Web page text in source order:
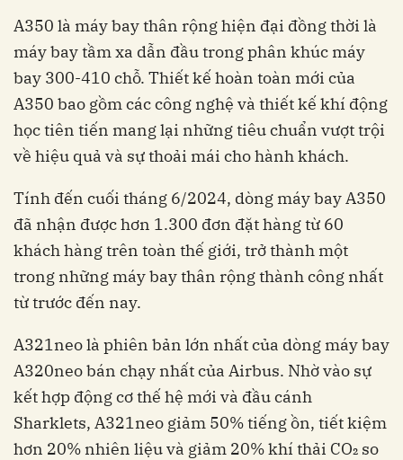
A350 là máy bay thân rộng hiện đại đồng thời là
máy bay tầm xa dẫn đầu trong phân khúc máy
bay 300-410 chỗ. Thiết kế hoàn toàn mới của
A350 bao gồm các công nghệ và thiết kế khí động
học tiên tiến mang lại những tiêu chuẩn vượt trội
về hiệu quả và sự thoải mái cho hành khách.
Tính đến cuối tháng 6/2024, dòng máy bay A350
đã nhận được hơn 1.300 đơn đặt hàng từ 60
khách hàng trên toàn thế giới, trở thành một
trong những máy bay thân rộng thành công nhất
từ ​​trước đến nay.
A321neo là phiên bản lớn nhất của dòng máy bay
A320neo bán chạy nhất của Airbus. Nhờ vào sự
kết hợp động cơ thế hệ mới và đầu cánh
Sharklets, A321neo giảm 50% tiếng ồn, tiết kiệm
hơn 20% nhiên liệu và giảm 20% khí thải CO₂ so